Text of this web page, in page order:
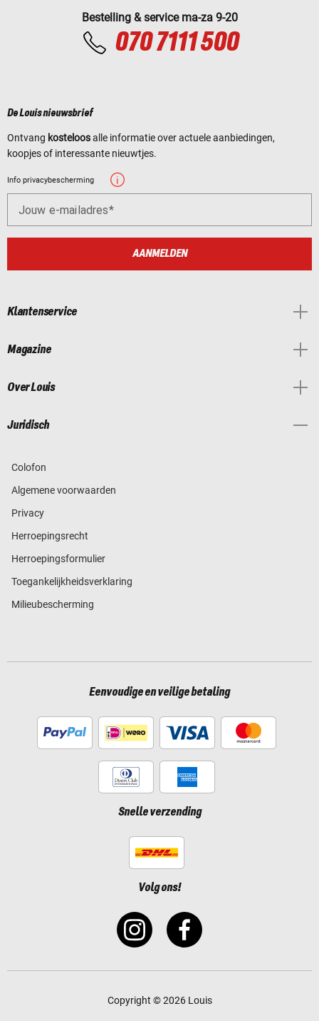
Bestelling & service ma-za 9-20
070 7111 500
De Louis nieuwsbrief
Ontvang kosteloosalle informatie over actuele aanbiedingen,
koopjes of interessante nieuwtjes.
Info privacybescherming
Jouw e-mailadres
AANMELDEN
Klantenservice
Magazine
Over Louis
Juridisch
Colofon
Algemene voorwaarden
Privacy
Herroepingsrecht
Herroepingsformulier
Toegankelijkheidsverklaring
Milieubescherming
Eenvoudige en veilige betaling
Snelle verzending
Volg ons!
Copyright © 2026 Louis